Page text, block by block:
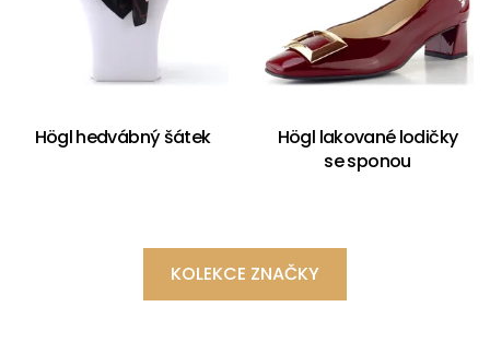
Högl hedvábný šátek
Högl lakované lodičky
se sponou
KOLEKCE ZNAČKY